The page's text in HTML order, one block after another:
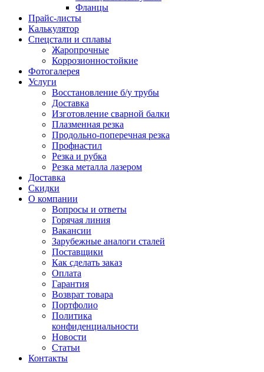
Фланцы
Прайс-листы
Калькулятор
Спецстали и сплавы
Жаропрочные
Коррозионностойкие
Фотогалерея
Услуги
Восстановление б/у трубы
Доставка
Изготовление сварной балки
Плазменная резка
Продольно-поперечная резка
Профнастил
Резка и рубка
Резка металла лазером
Доставка
Скидки
О компании
Вопросы и ответы
Горячая линия
Вакансии
Зарубежные аналоги сталей
Поставщики
Как сделать заказ
Оплата
Гарантия
Возврат товара
Портфолио
Политика
конфиденциальности
Новости
Статьи
Контакты